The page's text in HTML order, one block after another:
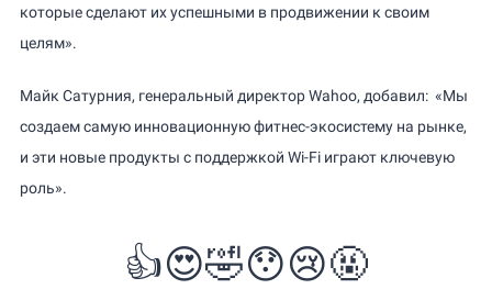
которые сделают их успешными в продвижении к своим
целям».
Майк Сатурния, генеральный директор Wahoo, добавил: «Мы
создаем самую инновационную фитнес-экосистему на рынке,
и эти новые продукты с поддержкой Wi-Fi играют ключевую
роль».
👍😍🤣😯😢🤬